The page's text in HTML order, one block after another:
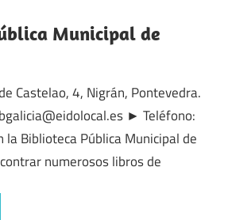
Municipal de
Castelao, 4, Nigrán, Pontevedra.
► Teléfono:
Biblioteca Pública Municipal de
numerosos libros de